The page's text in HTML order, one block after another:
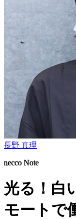
長野 真理
necco Note
光る！白
モートで